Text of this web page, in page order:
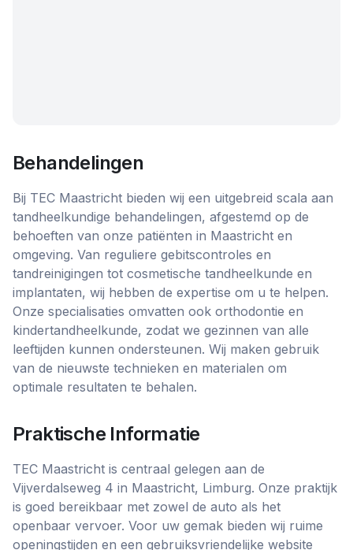
Behandelingen
Bij TEC Maastricht bieden wij een uitgebreid scala aan
tandheelkundige behandelingen, afgestemd op de
behoeften van onze patiënten in Maastricht en
omgeving. Van reguliere gebitscontroles en
tandreinigingen tot cosmetische tandheelkunde en
implantaten, wij hebben de expertise om u te helpen.
Onze specialisaties omvatten ook orthodontie en
kindertandheelkunde, zodat we gezinnen van alle
leeftijden kunnen ondersteunen. Wij maken gebruik
van de nieuwste technieken en materialen om
optimale resultaten te behalen.
Praktische Informatie
TEC Maastricht is centraal gelegen aan de
Vijverdalseweg 4 in Maastricht, Limburg. Onze praktijk
is goed bereikbaar met zowel de auto als het
openbaar vervoer. Voor uw gemak bieden wij ruime
openingstijden en een gebruiksvriendelijke website